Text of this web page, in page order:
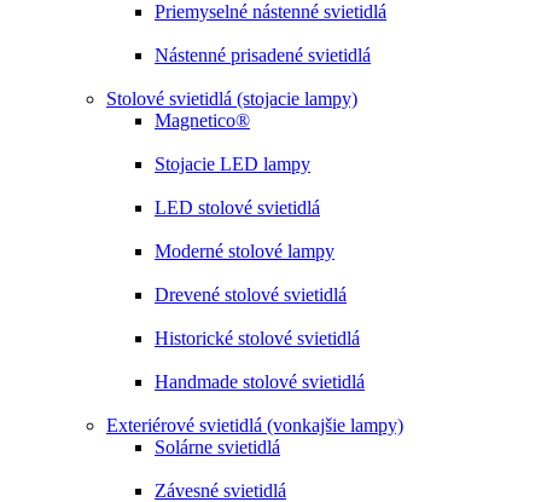
Priemyselné nástenné svietidlá
Nástenné prisadené svietidlá
Stolové svietidlá (stojacie lampy)
Magnetico®
Stojacie LED lampy
LED stolové svietidlá
Moderné stolové lampy
Drevené stolové svietidlá
Historické stolové svietidlá
Handmade stolové svietidlá
Exteriérové svietidlá (vonkajšie lampy)
Solárne svietidlá
Závesné svietidlá